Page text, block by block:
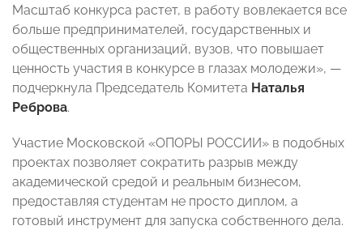
Масштаб конкурса растет, в работу вовлекается все
больше предпринимателей, государственных и
общественных организаций, вузов, что повышает
ценность участия в конкурсе в глазах молодежи», —
подчеркнула Председатель Комитета Наталья
Реброва.
Участие Московской «ОПОРЫ РОССИИ» в подобных
проектах позволяет сократить разрыв между
академической средой и реальным бизнесом,
предоставляя студентам не просто диплом, а
готовый инструмент для запуска собственного дела.